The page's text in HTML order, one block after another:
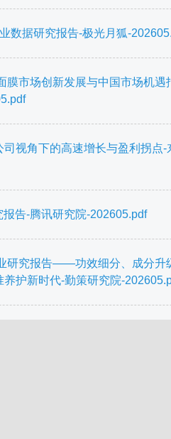
数据研究报告-极光月狐-
膜市场创新发展与中国市场机遇
视角下的高速增长与盈利拐点-
告-腾讯研究院-202605.pdf
研究报告——功效细分、成分升
护新时代-勤策研究院-